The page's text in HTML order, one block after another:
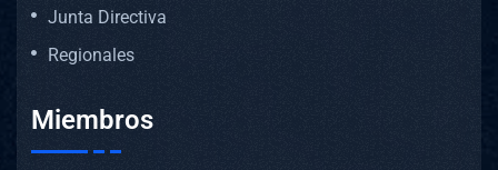
Junta Directiva
Regionales
Miembros